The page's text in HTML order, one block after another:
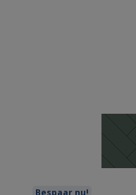
Bespaar nu!